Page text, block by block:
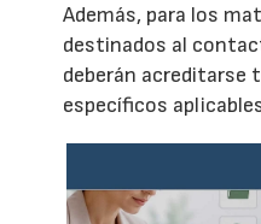
Además, para los
destinados al
deberán acreditarse
específicos